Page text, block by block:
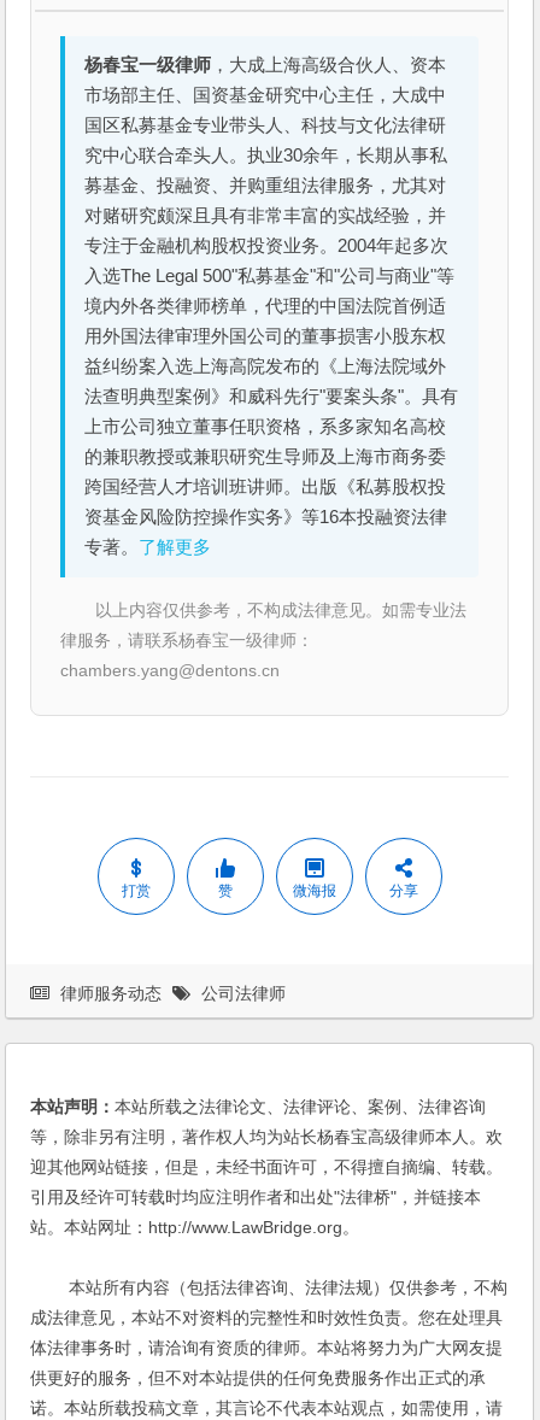
杨春宝一级律师 ，大成上海高级合伙人、资本
市场部主任、国资基金研究中心主任，大成中
国区私募基金专业带头人、科技与文化法律研
究中心联合牵头人。执业30余年，长期从事私
募基金、投融资、并购重组法律服务，尤其对
对赌研究颇深且具有非常丰富的实战经验，并
专注于金融机构股权投资业务。2004年起多次
入选The Legal 500"私募基金"和"公司与商业"等
境内外各类律师榜单，代理的中国法院首例适
用外国法律审理外国公司的董事损害小股东权
益纠纷案入选上海高院发布的《上海法院域外
法查明典型案例》和威科先行"要案头条"。具有
上市公司独立董事任职资格，系多家知名高校
的兼职教授或兼职研究生导师及上海市商务委
跨国经营人才培训班讲师。出版《私募股权投
资基金风险防控操作实务》等16本投融资法律
专著。 了解更多
以上内容仅供参考，不构成法律意见。如需专业法
律服务，请联系杨春宝一级律师：
chambers.yang@dentons.cn
打赏 赞 微海报 分享
律师服务动态 公司法律师
本站声明：本站所载之法律论文、法律评论、案例、法律咨询
等，除非另有注明，著作权人均为站长杨春宝高级律师本人。欢
迎其他网站链接，但是，未经书面许可，不得擅自摘编、转载。
引用及经许可转载时均应注明作者和出处"法律桥"，并链接本
站。本站网址：http://www.LawBridge.org。
本站所有内容（包括法律咨询、法律法规）仅供参考，不构
成法律意见，本站不对资料的完整性和时效性负责。您在处理具
体法律事务时，请洽询有资质的律师。本站将努力为广大网友提
供更好的服务，但不对本站提供的任何免费服务作出正式的承
诺。本站所载投稿文章，其言论不代表本站观点，如需使用，请